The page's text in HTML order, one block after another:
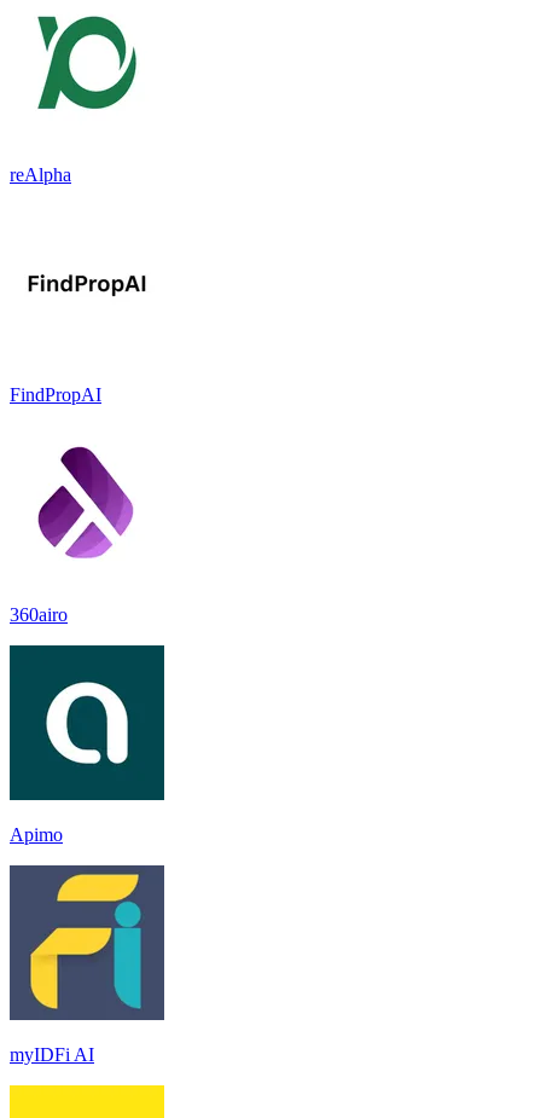
reAlpha
FindPropAI
360airo
Apimo
myIDFi AI